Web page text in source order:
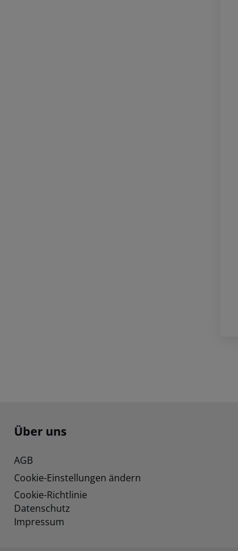
Footer navigation
Über uns
AGB
Cookie-Einstellungen ändern
Cookie-Richtlinie
Datenschutz
Impressum